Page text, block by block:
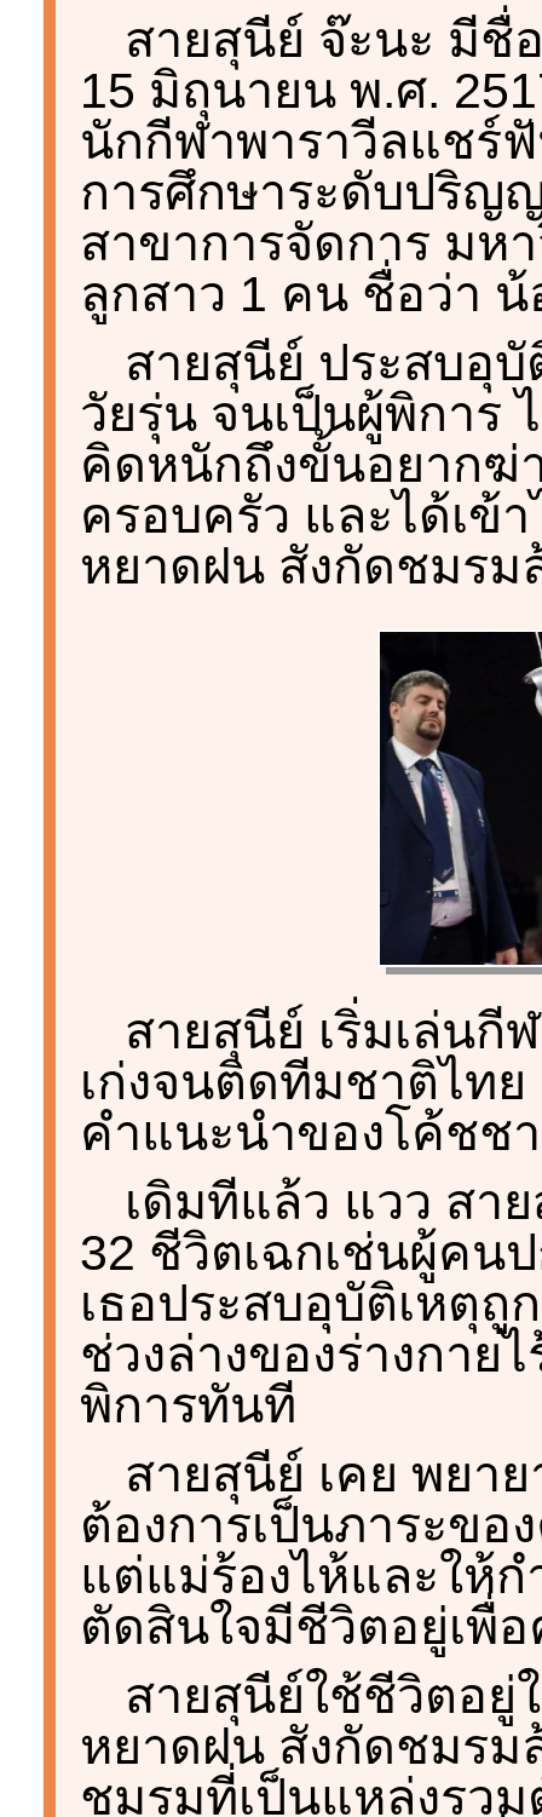
สายสุนีย์ จ๊ะนะ มีชื่
15 มิถุนายน พ.ศ.
นักกีฬาพาราวีลแชร์
การศึกษาระดับปริญ
สาขาการจัดการ ม
ลูกสาว 1 คน ชื่อว่า
สายสุนีย์ ประสบอุ
วัยรุ่น จนเป็นผู้พิการ
คิดหนักถึงขั้นอยากฆ่
ครอบครัว และได้เ
หยาดฝน สังกัดชมรม
สายสุนีย์ เริ่มเล่นกี
เก่งจนติดทีมชาติไท
คำแนะนำของโค้ชช
เดิมทีแล้ว แวว สา
32 ชีวิตเฉกเช่นผู้คน
เธอประสบอุบัติเหตุ
ช่วงล่างของร่างกาย
พิการทันที
สายสุนีย์ เคย พยา
ต้องการเป็นภาระขอ
แต่แม่ร้องไห้และให้ก
ตัดสินใจมีชีวิตอยู่เพื่
สายสุนีย์ใช้ชีวิตอ
หยาดฝน สังกัดชมรม
ชมรมที่เป็นแหล่งรว